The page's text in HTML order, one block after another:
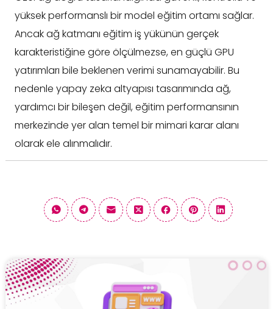
yüksek performanslı bir model eğitim ortamı sağlar.
Ancak ağ katmanı eğitim iş yükünün gerçek
karakteristiğine göre ölçülmezse, en güçlü GPU
yatırımları bile beklenen verimi sunamayabilir. Bu
nedenle yapay zeka altyapısı tasarımında ağ,
yardımcı bir bileşen değil, eğitim performansının
merkezinde yer alan temel bir mimari karar alanı
olarak ele alınmalıdır.